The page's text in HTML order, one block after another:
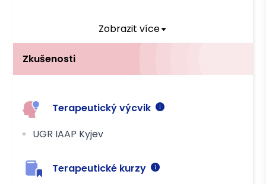
Platba
Zobrazit více
Zkušenosti
Terapeutický výcvik
UGR IAAP Kyjev
Terapeutické kurzy